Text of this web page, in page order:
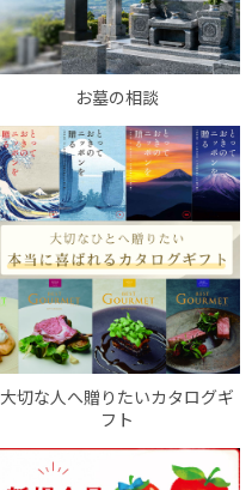
お墓の相談
大切な人へ贈りたいカタログギ
フト